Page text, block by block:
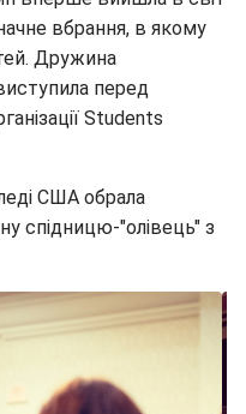
вбрання, в якому
Дружина
перед
Students
США обрала
спідницю-"олівець" з